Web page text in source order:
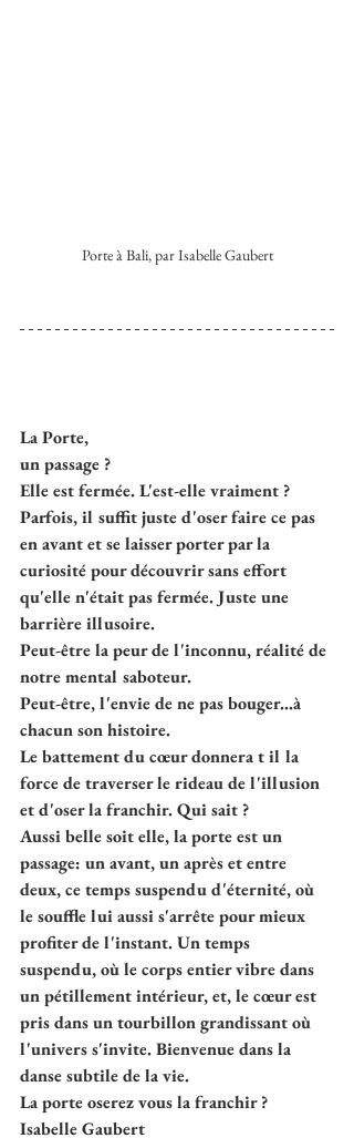
Porte à Bali, par Isabelle Gaubert
La Porte,
un passage ?
Elle est fermée. L'est-elle vraiment ?
Parfois, il suffit juste d'oser faire ce pas
en avant et se laisser porter par la
curiosité pour découvrir sans effort
qu'elle n'était pas fermée. Juste une
barrière illusoire.
Peut-être la peur de l'inconnu, réalité de
notre mental saboteur.
Peut-être, l'envie de ne pas bouger...à
chacun son histoire.
Le battement du cœur donnera t il la
force de traverser le rideau de l'illusion
et d'oser la franchir. Qui sait ?
Aussi belle soit elle, la porte est un
passage: un avant, un après et entre
deux, ce temps suspendu d'éternité, où
le souffle lui aussi s'arrête pour mieux
profiter de l'instant. Un temps
suspendu, où le corps entier vibre dans
un pétillement intérieur, et, le cœur est
pris dans un tourbillon grandissant où
l'univers s'invite. Bienvenue dans la
danse subtile de la vie.
La porte oserez vous la franchir ?
Isabelle Gaubert